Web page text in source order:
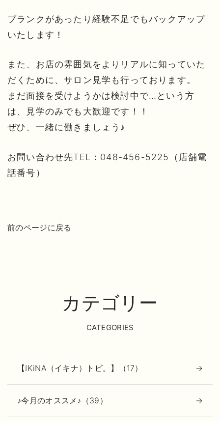
ブランクがあったり経験不足でもバックアップ
いたします！
また、お店の雰囲気をよりリアルに知っていた
だくために、サロン見学も行っております。
まだ面接を受けようかは検討中で…という方
は、見学のみでも大歓迎です！！
ぜひ、一緒に働きましょう♪
お問い合わせ先TEL：048-456-5225（店舗電
話番号）
前のページに戻る
カテゴリー
CATEGORIES
【IKiNA（イキナ）トピ。】（17）
♪今月のオススメ♪（39）